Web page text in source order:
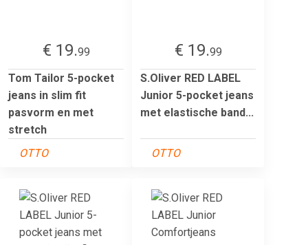
€ 19.99
Tom Tailor 5-pocket
jeans in slim fit
pasvorm en met
stretch
OTTO
€ 19.99
S.Oliver RED LABEL
Junior 5-pocket jeans
met elastische band...
OTTO